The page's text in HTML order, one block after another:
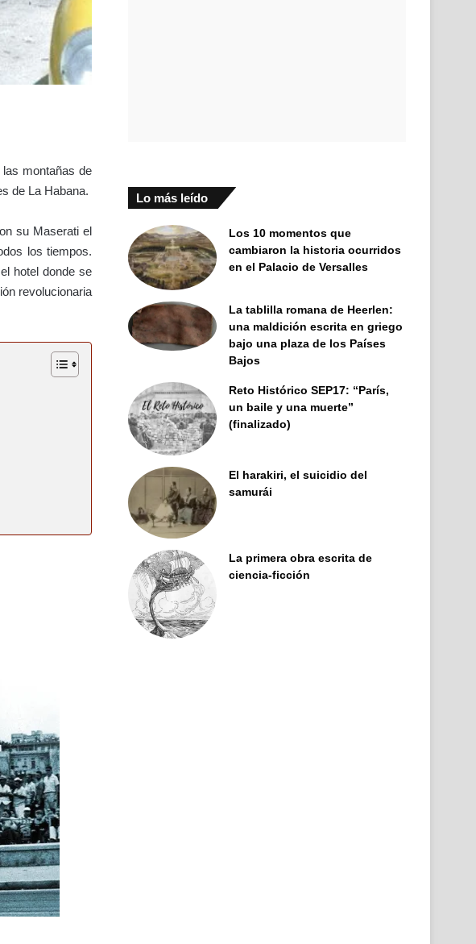
montañas de
de La Habana.
su Maserati el
los tiempos.
hotel donde se
revolucionaria
Lo más leído
Los 10 momentos que
cambiaron la historia ocurridos
en el Palacio de Versalles
La tablilla romana de Heerlen:
una maldición escrita en griego
bajo una plaza de los Países
Bajos
Reto Histórico SEP17: “París,
un baile y una muerte”
(finalizado)
El harakiri, el suicidio del
samurái
La primera obra escrita de
ciencia-ficción